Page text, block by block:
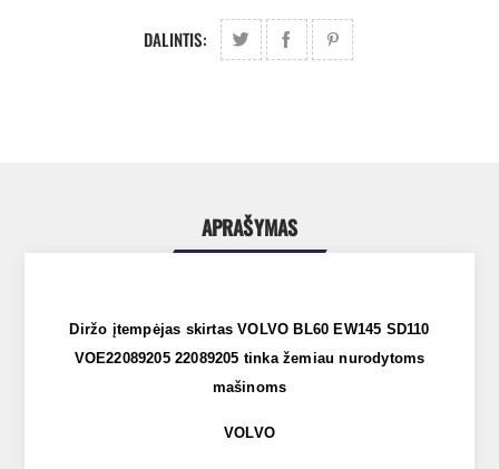
DALINTIS:
APRAŠYMAS
Diržo įtempėjas skirtas VOLVO BL60 EW145 SD110
VOE22089205 22089205 tinka žemiau nurodytoms
mašinoms
VOLVO